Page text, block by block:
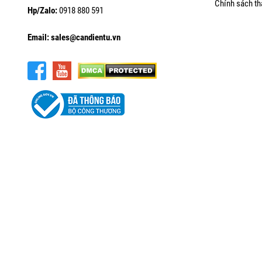
Khung đỡ chịu lực cao, chống rung và hạn chế sai số.
thực phẩm.
2. Ưu điểm nổi bật của cân bàn
Hp/Zalo:0918 880 591
Email: sales@candientu.vn
Chính sách